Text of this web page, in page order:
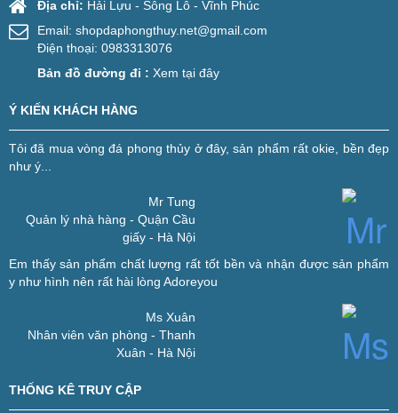
Địa chỉ: Hải Lựu - Sông Lô - Vĩnh Phúc
Email: shopdaphongthuy.net@gmail.com
Điện thoại: 0983313076
Bản đồ đường đi : Xem tại đây
Ý KIẾN KHÁCH HÀNG
Tôi đã mua vòng đá phong thủy ở đây, sản phẩm rất okie, bền đẹp
như ý...
Mr Tung
Quản lý nhà hàng - Quận Cầu
giấy - Hà Nội
Em thấy sản phẩm chất lượng rất tốt bền và nhận được sản phẩm
y như hình nên rất hài lòng Adoreyou
Ms Xuân
Nhân viên văn phòng - Thanh
Xuân - Hà Nội
THỐNG KÊ TRUY CẬP